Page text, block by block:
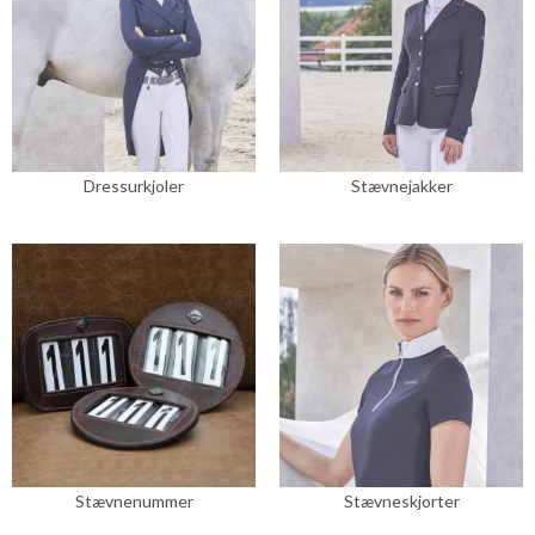
Dressurkjoler Stævnejakker
Stævnenummer Stævneskjorter